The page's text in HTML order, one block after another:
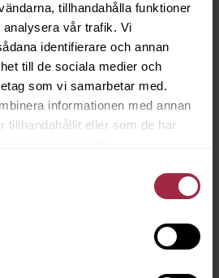
tillhandahålla funktioner
vår trafik. Vi
identifierare och annan
till de sociala medier och
som vi samarbetar med.
informationen med annan
tillhandahållit eller som de har